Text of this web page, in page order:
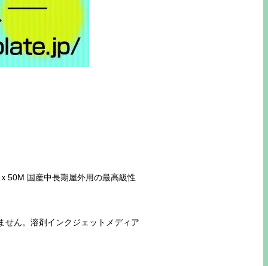
50M 国産中長期屋外用の最高級性
せん。溶剤インクジェットメディア